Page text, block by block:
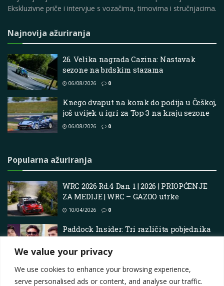
We value your privacy
We use cookies to enhance your browsing experience,
serve personalised ads or content, and analyse our traffic.
Ekskluzivne priče i intervjue s vozačima, timovima i stručnjacima.
Najnovija ažuriranja
26. Velika nagrada Cazina: Nastavak
sezone na brdskim stazama
06/08/2026 0
Knego dvaput na korak do podija u Češkoj,
još uvijek u igri za Top 3 na kraju sezone
06/08/2026 0
Popularna ažuriranja
WRC 2026 Rd.4 Dan 1 | 2026 | PRIOPĆENJE
ZA MEDIJE | WRC – GAZOO utrke
10/04/2026 0
Paddock Insider: Tri različita pobjednika
u prva tri kola – tko će pobijediti u vrućim
uvjetima Bahreina?